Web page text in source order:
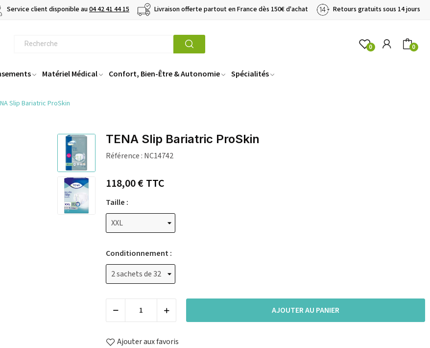
Service client disponible au04 42 41 44 15 Livraison offerte partout en France dès 150€ d'achat Retours gratuits sous 14 jours
0 0
Matériel Médical Confort, Bien-Être & Autonomie Spécialités
Slip Bariatric ProSkin
TENA Slip Bariatric ProSkin
Référence : NC14742
118,00 €TTC
Taille :
Conditionnement :
AJOUTER AU PANIER
Ajouter aux favoris